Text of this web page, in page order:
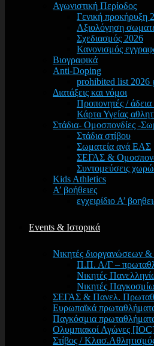
Αγωνιστική Περίοδος
Γενική προκήρυξη
Αξιολόγηση
Σχεδιασμός 2026
Κανονισμός
Βιογραφικά
Anti-Doping
prohibited list 2026
Διατάξεις και νόμοι
Προπονητές /
Κάρτα Υγείας
Στάδια- Ομοσπονδίες -
Στάδια στίβου
Σωματεία ανά ΕΑΣ
ΣΕΓΑΣ &
Συντομεύσεις
Kids Athletics
Α’ βοήθειες
εγχειρίδιο Α’
Events & Ιστορικά
Νικητές διοργανώσεων
Π.Π. Α/Γ –
Νικητές
Νικητές
ΣΕΓΑΣ & Πανελ.
Ευρωπαϊκά
Παγκόσμια
Ολυμπιακοί Αγώνες
Στίβος /